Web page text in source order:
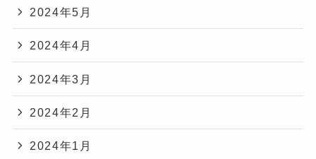
2024年5月
2024年4月
2024年3月
2024年2月
2024年1月